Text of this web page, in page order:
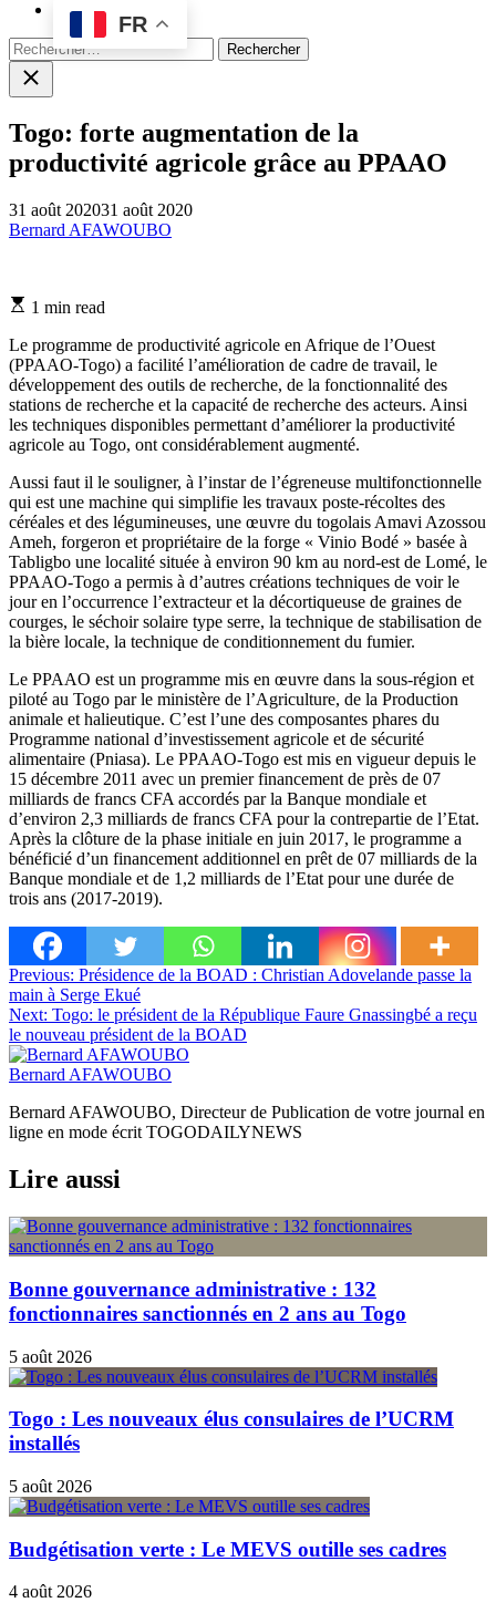
FR
Rechercher :
Close
search
Togo: forte augmentation de la
productivité agricole grâce au PPAAO
31 août 202031 août 2020
Bernard AFAWOUBO
Estimated
time
1 min read
Le programme de productivité agricole en Afrique de l’Ouest
(PPAAO-Togo) a facilité l’amélioration de cadre de travail, le
développement des outils de recherche, de la fonctionnalité des
stations de recherche et la capacité de recherche des acteurs. Ainsi
les techniques disponibles permettant d’améliorer la productivité
agricole au Togo, ont considérablement augmenté.
Aussi faut il le souligner, à l’instar de l’égreneuse multifonctionnelle
qui est une machine qui simplifie les travaux poste-récoltes des
céréales et des légumineuses, une œuvre du togolais Amavi Azossou
Ameh, forgeron et propriétaire de la forge « Vinio Bodé » basée à
Tabligbo une localité située à environ 90 km au nord-est de Lomé, le
PPAAO-Togo a permis à d’autres créations techniques de voir le
jour en l’occurrence l’extracteur et la décortiqueuse de graines de
courges, le séchoir solaire type serre, la technique de stabilisation de
la bière locale, la technique de conditionnement du fumier.
Le PPAAO est un programme mis en œuvre dans la sous-région et
piloté au Togo par le ministère de l’Agriculture, de la Production
animale et halieutique. C’est l’une des composantes phares du
Programme national d’investissement agricole et de sécurité
alimentaire (Pniasa). Le PPAAO-Togo est mis en vigueur depuis le
15 décembre 2011 avec un premier financement de près de 07
milliards de francs CFA accordés par la Banque mondiale et
d’environ 2,3 milliards de francs CFA pour la contrepartie de l’Etat.
Après la clôture de la phase initiale en juin 2017, le programme a
bénéficié d’un financement additionnel en prêt de 07 milliards de la
Banque mondiale et de 1,2 milliards de l’Etat pour une durée de
trois ans (2017-2019).
Navigation
de
l’article
Previous: Présidence de la BOAD : Christian Adovelande passe la
main à Serge Ekué
Next: Togo: le président de la République Faure Gnassingbé a reçu
le nouveau président de la BOAD
Bernard AFAWOUBO
Bernard AFAWOUBO, Directeur de Publication de votre journal en
ligne en mode écrit TOGODAILYNEWS
Lire aussi
Bonne gouvernance administrative : 132
fonctionnaires sanctionnés en 2 ans au Togo
5 août 2026
Togo : Les nouveaux élus consulaires de l’UCRM
installés
5 août 2026
Budgétisation verte : Le MEVS outille ses cadres
4 août 2026